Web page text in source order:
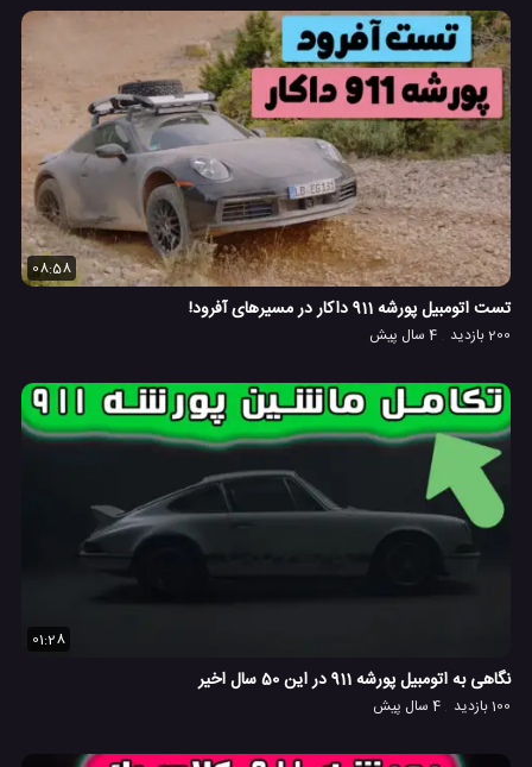
08:58
تست اتومبیل پورشه 911 داکار در مسیرهای آفرود!
200 بازدید 4 سال پیش
01:28
نگاهی به اتومبیل پورشه 911 در این 50 سال اخیر
100 بازدید 4 سال پیش